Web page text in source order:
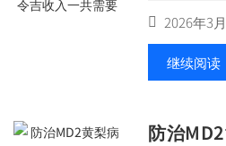
2026年3
继续阅读
防治